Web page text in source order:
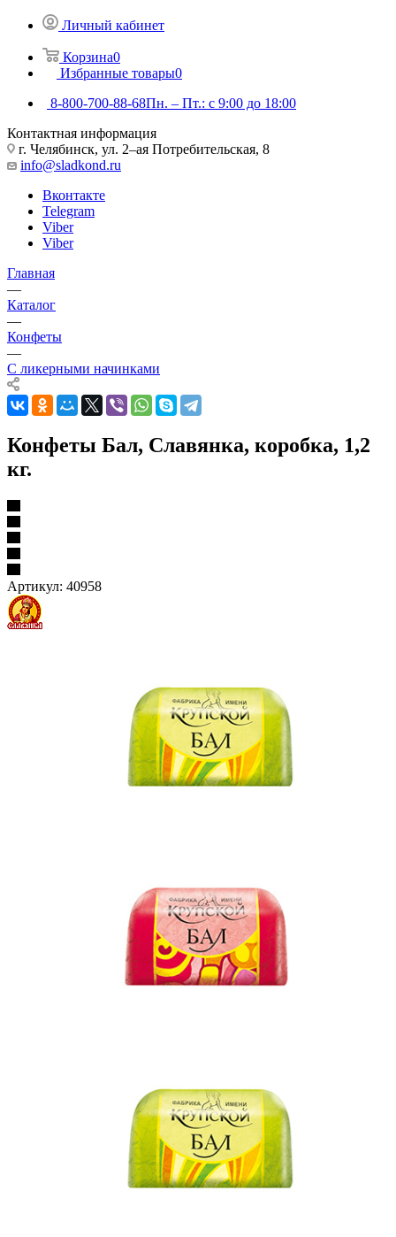
Личный кабинет
Корзина0
Избранные товары0
8-800-700-88-68Пн. – Пт.: с 9:00 до 18:00
Контактная информация
г. Челябинск, ул. 2–ая Потребительская, 8
info@sladkond.ru
Вконтакте
Telegram
Viber
Viber
Главная
—
Каталог
—
Конфеты
—
С ликерными начинками
Конфеты Бал, Славянка, коробка, 1,2
кг.
Артикул: 40958